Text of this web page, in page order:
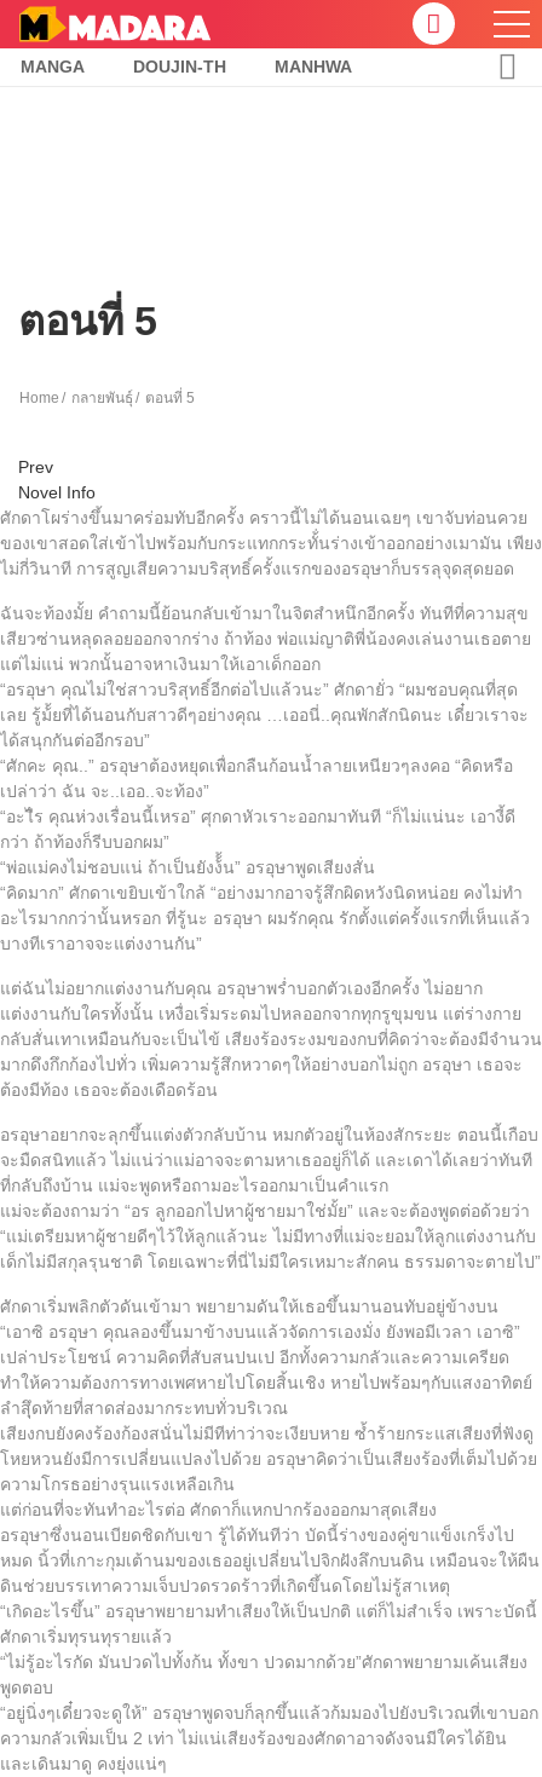
MANGA DOUJIN-TH MANHWA
ตอนที่ 5
Home กลายพันธุ์ ตอนที่ 5
Prev
Novel Info
ศักดาโผร่างขึ้นมาคร่อมทับอีกครั้ง คราวนี้ไม่ได้นอนเฉยๆ เขาจับท่อนควย
ของเขาสอดใส่เข้าไปพร้อมกับกระแทกกระทั้่นร่างเข้าออกอย่างเมามัน เพียง
ไม่กี่วินาที การสูญเสียความบริสุทธิ์ครั้งแรกของอรอุษาก็บรรลุจุดสุดยอด
ฉันจะท้องมั้ย คำถามนี้ย้อนกลับเข้ามาในจิตสำหนึกอีกครั้ง ทันทีที่ความสุข
เสียวซ่านหลุดลอยออกจากร่าง ถ้าท้อง พ่อแม่ญาติพี่น้องคงเล่นงานเธอตาย
แต่ไม่แน่ พวกนั้นอาจหาเงินมาให้เอาเด็กออก
“อรอุษา คุณไม่ใช่สาวบริสุทธิ์อีกต่อไปแล้วนะ” ศักดายั่ว “ผมชอบคุณที่สุด
เลย รู้ม้้ยที่ได้นอนกับสาวดีๆอย่างคุณ …เออนี่..คุณพักสักนิดนะ เดี๋ยวเราจะ
ได้สนุกกันต่ออีกรอบ”
“ศักคะ คุณ..” อรอุษาต้องหยุดเพื่อกลืนก้อนน้ำลายเหนียวๆลงคอ “คิดหรือ
เปล่าว่า ฉัน จะ..เออ..จะท้อง”
“อะไีร คุณห่วงเรื่อนนี้เหรอ” ศุกดาหัวเราะออกมาทันที “ก็ไม่แน่นะ เอางี้ดี
กว่า ถ้าท้องก็รีบบอกผม”
“พ่อแม่คงไม่ชอบแน่ ถ้าเป็นยังง้้้น” อรอุษาพูดเสียงสั่น
“คิดมาก” ศักดาเขยิบเข้าใกล้ “อย่างมากอาจรู้สึกผิดหวังนิดหน่อย คงไม่ทำ
อะไรมากกว่านั้นหรอก ที่รู้นะ อรอุษา ผมรักคุณ รักตั้งแต่ครั้งแรกที่เห็นแล้ว
บางทีเราอาจจะแต่งงานกัน”
แต่ฉันไม่อยากแต่งงานกับคุณ อรอุษาพร่ำบอกตัวเองอีกครั้ง ไม่อยาก
แต่งงานกับใครทั้งนั้น เหงื่อเริ่มระดมไปหลออกจากทุกรูขุมขน แต่ร่างกาย
กลับสั่นเทาเหมือนกับจะเป็นไข้ เสียงร้องระงมของกบที่คิดว่าจะต้องมีจำนวน
มากดึงกึกก้องไปทั่ว เพิ่มความรู้สึกหวาดๆให้อย่างบอกไม่ถูก อรอุษา เธอจะ
ต้องมีท้อง เธอจะต้องเดือดร้อน
อรอุษาอยากจะลุกขึ้นแต่งตัวกลับบ้าน หมกตัวอยู่ในห้องสักระยะ ตอนนี้เกือบ
จะมืดสนิทแล้ว ไม่แน่ว่าแม่อาจจะตามหาเธออยู่ก็ได้ และเดาได้เลยว่าทันที
ที่กลับถึงบ้าน แม่จะพูดหรือถามอะไรออกมาเป็นคำแรก
แม่จะต้องถามว่า “อร ลูกออกไปหาผู้ชายมาใช่มั้ย” และจะต้องพูดต่อด้วยว่า
“แม่เตรียมหาผู้ชายดีๆไว้ให้ลูกแล้วนะ ไม่มีทางที่แม่จะยอมให้ลูกแต่งงานกับ
เด็กไม่มีสกุลรุนชาติ โดยเฉพาะที่นี่ไม่มีใครเหมาะสักคน ธรรมดาจะตายไป”
ศักดาเริ่มพลิกตัวดันเข้ามา พยายามดันให้เธอขึ้นมานอนทับอยู่ข้างบน
“เอาซิ อรอุษา คุณลองขึ้นมาข้างบนแล้วจัดการเองมั่ง ยังพอมีเวลา เอาซิ”
เปล่าประโยชน์ ความคิดที่สับสนปนเป อีกทั้งความกลัวและความเครียด
ทำให้ความต้องการทางเพศหายไปโดยสิ้นเชิง หายไปพร้อมๆกับแสงอาทิตย์
ลำสุึุดท้ายที่สาดส่องมากระทบทั่วบริเวณ
เสียงกบยังคงร้องก้องสนั่นไม่มีทีท่าว่าจะเงียบหาย ซ้ำร้ายกระแสเสียงที่ฟังดู
โหยหวนยังมีการเปลี่ยนแปลงไปด้วย อรอุษาคิดว่าเป็นเสียงร้องที่เต็มไปด้วย
ความโกรธอย่างรุนแรงเหลือเกิน
แต่ก่อนที่จะทันทำอะไรต่อ ศักดาก็แหกปากร้องออกมาสุดเสียง
อรอุษาซึ่งนอนเบียดชิดกับเขา รู้ได้ทันทีว่า บัดนี้ร่างของคู่ขาแข็งเกร็งไป
หมด นิ้วที่เกาะกุมเต้านมของเธออยู่เปลี่ยนไปจิกฝังลึกบนดิน เหมือนจะให้ผืน
ดินช่วยบรรเทาความเจ็บปวดรวดร้าวที่เกิดขึ้นดโดยไม่รู้สาเหตุ
“เกิดอะไรขึ้น” อรอุษาพยายามทำเสียงให้เป็นปกติ แต่ก็ไม่สำเร็จ เพราะบัดนี้
ศักดาเริ่มทุรนทุรายแล้ว
“ไม่รู้อะไรกัด มันปวดไปทั้งก้น ทั้งขา ปวดมากด้วย”ศักดาพยายามเค้นเสียง
พูดตอบ
“อยู่นิ่งๆเดี๋ยวจะดูให้” อรอุษาพูดจบก็ลุกขึ้นแล้วก้มมองไปยังบริเวณที่เขาบอก
ความกลัวเพิ่มเป็น 2 เท่า ไม่แน่เสียงร้องของศักดาอาจดังจนมีใครได้ยิน
และเดินมาดู คงยุ่งแน่ๆ